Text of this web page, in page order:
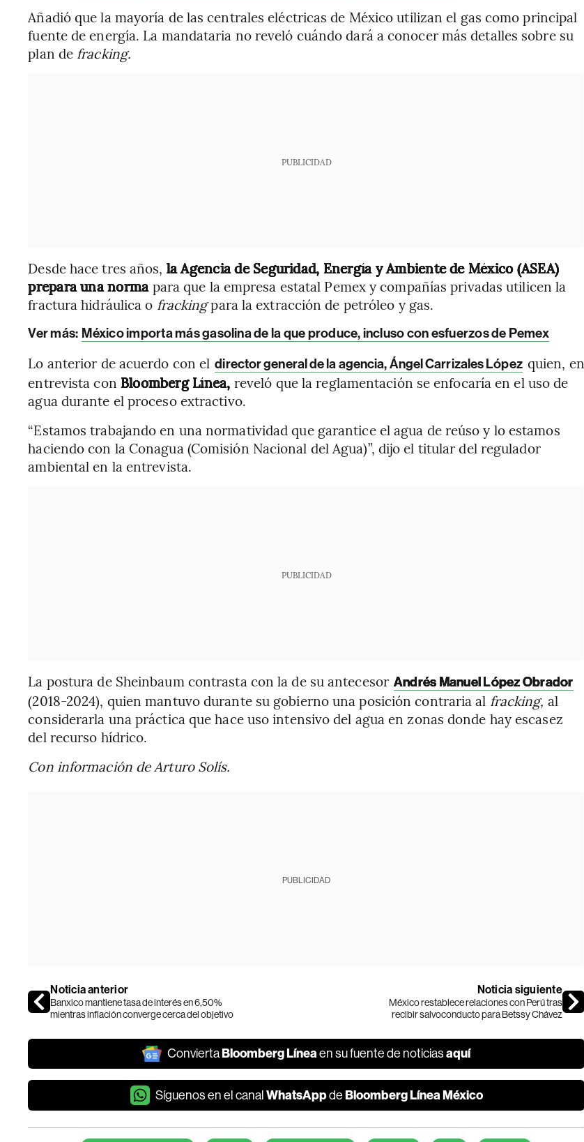
Añadió que la mayoría de las centrales eléctricas de México utilizan el gas como principal
fuente de energía. La mandataria no reveló cuándo dará a conocer más detalles sobre su
plan de fracking.
PUBLICIDAD
Desde hace tres años, la Agencia de Seguridad, Energía y Ambiente de México (ASEA)
prepara una normapara que la empresa estatal Pemex y compañías privadas utilicen la
fractura hidráulica o frackingpara la extracción de petróleo y gas.
Ver más: México importa más gasolina de la que produce, incluso con esfuerzos de Pemex
Lo anterior de acuerdo con el director general de la agencia, Ángel Carrizales López quien, en
entrevista con Bloomberg Línea, reveló que la reglamentación se enfocaría en el uso de
agua durante el proceso extractivo.
“Estamos trabajando en una normatividad que garantice el agua de reúso y lo estamos
haciendo con la Conagua (Comisión Nacional del Agua)”, dijo el titular del regulador
ambiental en la entrevista.
PUBLICIDAD
La postura de Sheinbaum contrasta con la de su antecesor Andrés Manuel López Obrador
(2018-2024), quien mantuvo durante su gobierno una posición contraria al fracking, al
considerarla una práctica que hace uso intensivo del agua en zonas donde hay escasez
del recurso hídrico.
Con información de Arturo Solís.
PUBLICIDAD
Noticia anterior
Banxico mantiene tasa de interés en 6,50%
mientras inflación converge cerca del objetivo
Noticia siguiente
México restablece relaciones con Perú tras
recibir salvoconducto para Betssy Chávez
ConviertaBloomberg Líneaen su fuente de noticiasaquí
Síguenos en el canal WhatsAppde Bloomberg Línea México